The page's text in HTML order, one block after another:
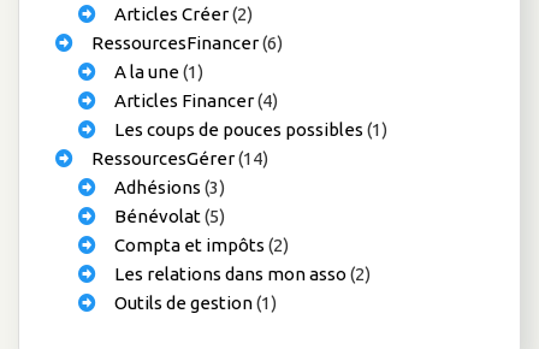
Articles Créer(2)
RessourcesFinancer(6)
A la une(1)
Articles Financer(4)
Les coups de pouces possibles (1)
RessourcesGérer(14)
Adhésions (3)
Bénévolat(5)
Compta et impôts (2)
Les relations dans mon asso (2)
Outils de gestion(1)